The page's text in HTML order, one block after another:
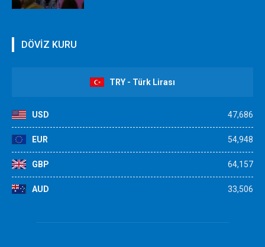
DÖVİZ KURU
TRY - Türk Lirası
USD 47,686
EUR 54,948
GBP 64,157
AUD 33,506